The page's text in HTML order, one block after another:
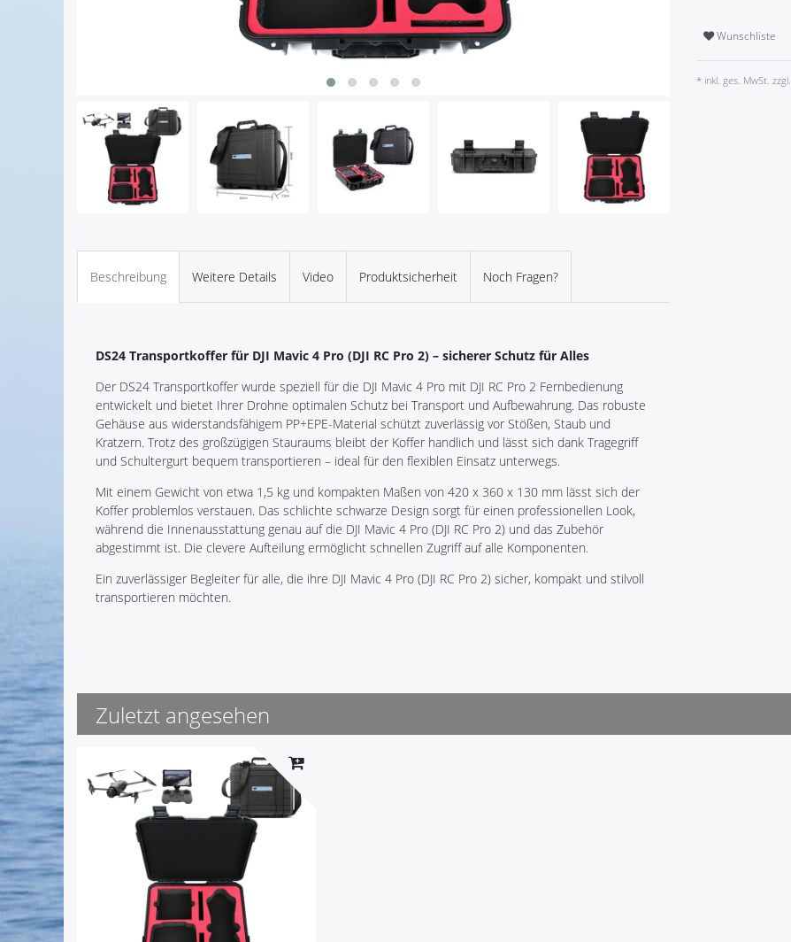
Beschreibung Weitere Details Video Produktsicherheit Noch Fragen?
DS24 Transportkoffer für DJI Mavic 4 Pro (DJI RC Pro 2) – sicherer Schutz für Alles
Der DS24 Transportkoffer wurde speziell für die DJI Mavic 4 Pro mit DJI RC Pro 2 Fernbedienung
entwickelt und bietet Ihrer Drohne optimalen Schutz bei Transport und Aufbewahrung. Das robuste
Gehäuse aus widerstandsfähigem PP+EPE-Material schützt zuverlässig vor Stößen, Staub und
Kratzern. Trotz des großzügigen Stauraums bleibt der Koffer handlich und lässt sich dank Tragegriff
und Schultergurt bequem transportieren – ideal für den flexiblen Einsatz unterwegs.
Mit einem Gewicht von etwa 1,5 kg und kompakten Maßen von 420 x 360 x 130 mm lässt sich der
Koffer problemlos verstauen. Das schlichte schwarze Design sorgt für einen professionellen Look,
während die Innenausstattung genau auf die DJI Mavic 4 Pro (DJI RC Pro 2) und das Zubehör
abgestimmt ist. Die clevere Aufteilung ermöglicht schnellen Zugriff auf alle Komponenten.
Ein zuverlässiger Begleiter für alle, die ihre DJI Mavic 4 Pro (DJI RC Pro 2) sicher, kompakt und stilvoll
transportieren möchten.
Wunschliste
* inkl. ges. MwSt. zzgl.
Zuletzt angesehen